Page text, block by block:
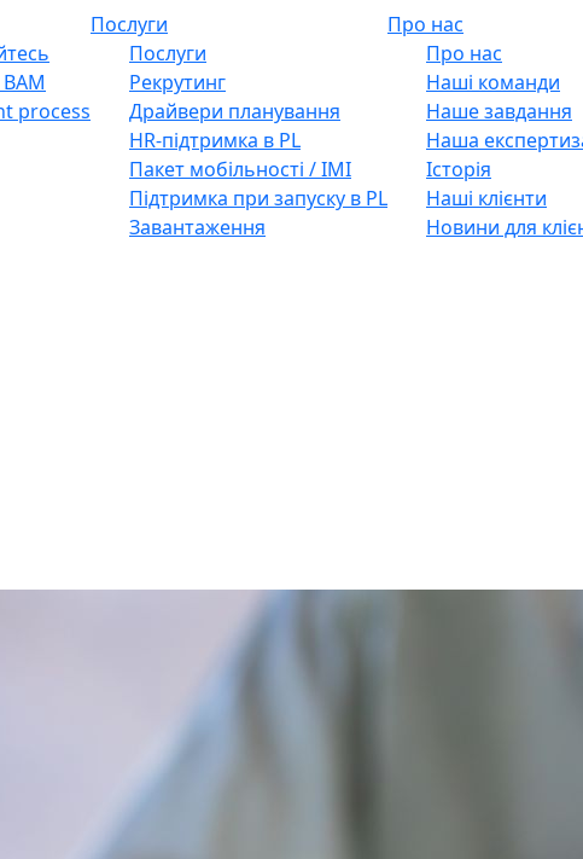
process
Послуги
Послуги
Рекрутинг
Драйвери планування
HR-підтримка в PL
Пакет мобільності / IMI
Підтримка при запуску в PL
Завантаження
Про нас
Про нас
Наші команди
Наше завдання
Наша
Історія
Наші клієнти
Новини для